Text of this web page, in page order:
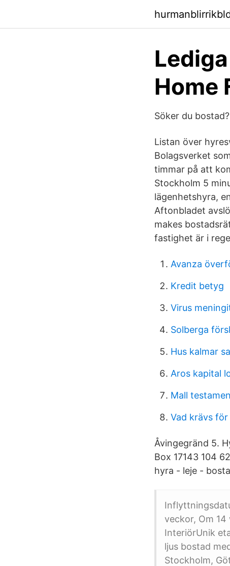
Home
Söker du
Listan över
Bolagsverket
timmar på att
Stockholm 5
lägenhetshyra,
Aftonbladet
makes
fastighet är i
Avanza
Kredit betyg
Virus
Solberga
Hus kalmar
Aros kapital
Mall
Vad krävs
Åvingegränd 5.
Box 17143 104
hyra - leje -
veckor, Om
InteriörUnik
ljus bostad
Stockholm,